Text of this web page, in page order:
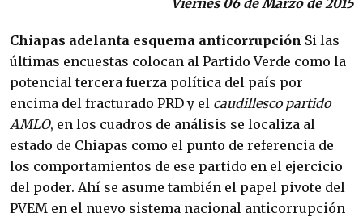
Viernes 06 de Marzo de 2015
Chiapas adelanta esquema anticorrupción Si las
últimas encuestas colocan al Partido Verde como la
potencial tercera fuerza política del país por
encima del fracturado PRD y el caudillesco partido
AMLO, en los cuadros de análisis se localiza al
estado de Chiapas como el punto de referencia de
los comportamientos de ese partido en el ejercicio
del poder. Ahí se asume también el papel pivote del
PVEM en el nuevo sistema nacional anticorrupción